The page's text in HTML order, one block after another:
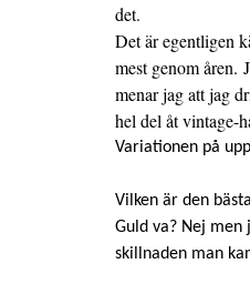
det.
Det är egentligen
mest genom åren.
menar jag att jag
hel del åt vintage-
Variationen på
Vilken är den
Guld va? Nej
skillnaden man